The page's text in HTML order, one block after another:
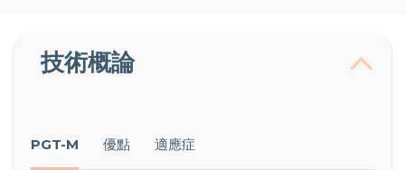
技術概論
PGT-M 優點 適應症